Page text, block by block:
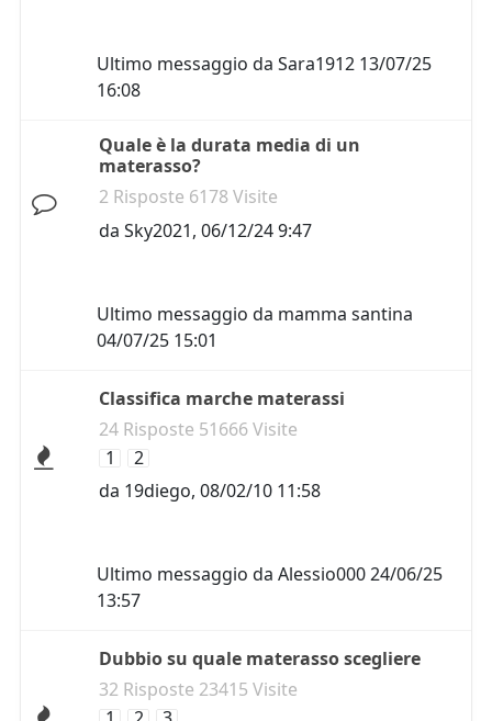
Ultimo messaggio da Sara1912 13/07/25
16:08
Quale è la durata media di un
materasso?
2 Risposte 6178 Visite
da Sky2021, 06/12/24 9:47
Ultimo messaggio da mamma santina
04/07/25 15:01
Classifica marche materassi
24 Risposte 51666 Visite
1
2
da 19diego, 08/02/10 11:58
Ultimo messaggio da Alessio00024/06/25
13:57
Dubbio su quale materasso scegliere
32 Risposte 23415 Visite